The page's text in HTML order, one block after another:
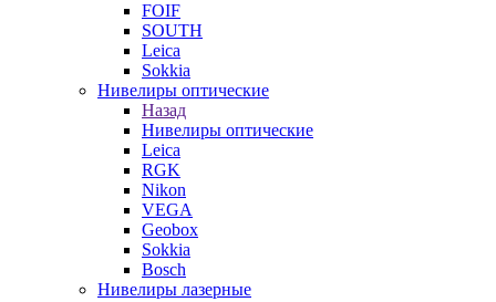
FOIF
SOUTH
Leica
Sokkia
Нивелиры оптические
Назад
Нивелиры оптические
Leica
RGK
Nikon
VEGA
Geobox
Sokkia
Bosch
Нивелиры лазерные